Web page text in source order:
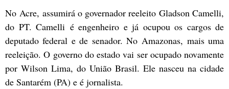
No Acre, assumirá o governador reeleito Gladson Camelli,
do PT. Camelli é engenheiro e já ocupou os cargos de
deputado federal e de senador. No Amazonas, mais uma
reeleição. O governo do estado vai ser ocupado novamente
por Wilson Lima, do União Brasil. Ele nasceu na cidade
de Santarém (PA) e é jornalista.